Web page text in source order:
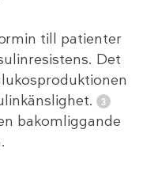
till patienter
Det
bakomliggande